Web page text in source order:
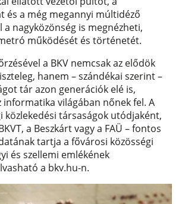
és a még megannyi múltidéző
a nagyközönség is megnézheti,
működését és történetét.
a BKV nemcsak az elődök
hanem – szándékai szerint –
tár azon generációk elé is,
informatika világában nőnek fel. A
közlekedési társaságok utódjaként,
a Beszkárt vagy a FAÜ – fontos
tartja a fővárosi közösségi
és szellemi emlékének
a bkv.hu-n.